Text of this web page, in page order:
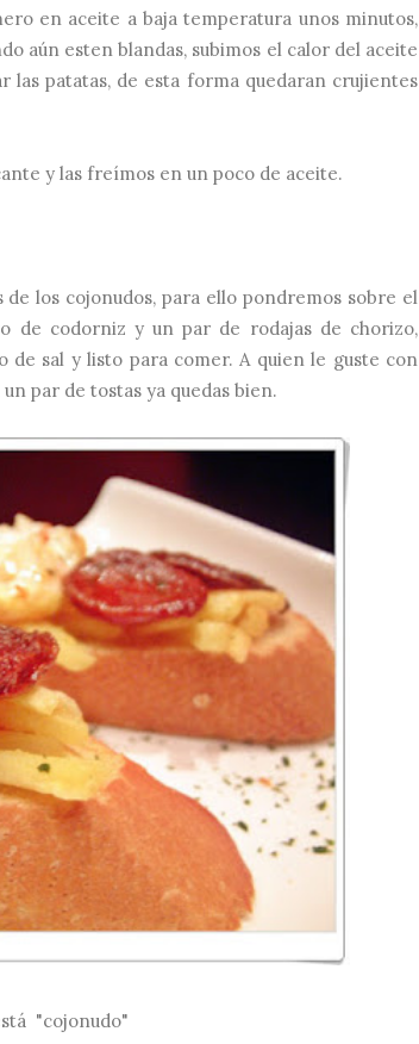
en aceite a baja temperatura unos minutos,
aún esten blandas, subimos el calor del aceite
las patatas, de esta forma quedaran crujientes
y las freímos en un poco de aceite.
los cojonudos, para ello pondremos sobre el
de codorniz y un par de rodajas de chorizo,
de sal y listo para comer. A quien le guste con
par de tostas ya quedas bien.
"cojonudo"